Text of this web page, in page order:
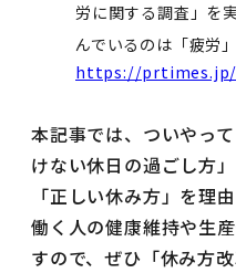
労に関する調査」
んでいるのは「疲労
https://prtimes.jp/
本記事では、ついやっ
けない休日の過ごし方
「正しい休み方」を理
働く人の健康維持や生
すので、ぜひ「休み方